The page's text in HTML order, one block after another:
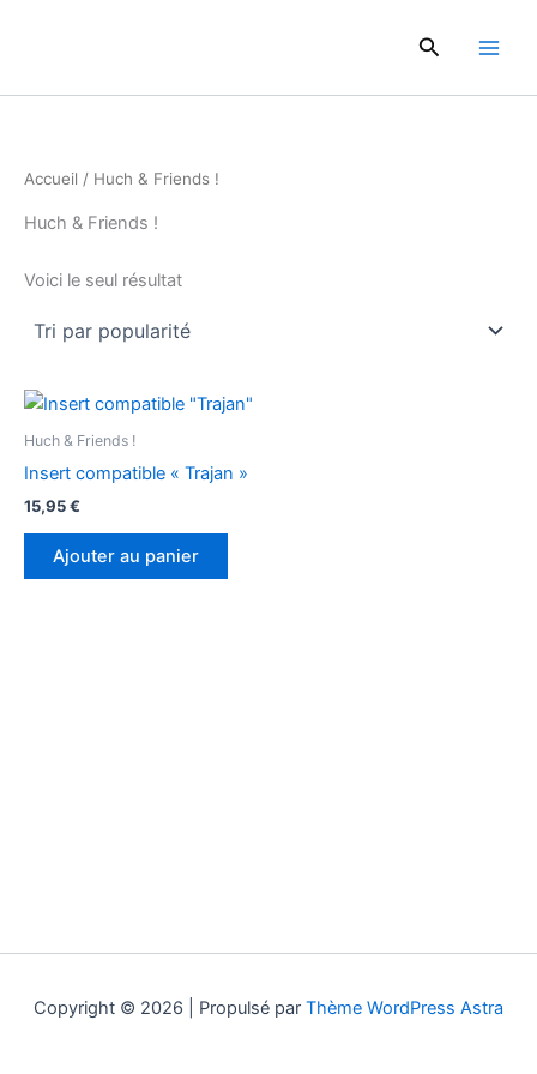
Rechercher
Accueil / Huch & Friends !
Huch & Friends !
Voici le seul résultat
Huch & Friends !
Insert compatible « Trajan »
15,95€
Ajouter au panier
Copyright © 2026 | Propulsé par Thème WordPress Astra